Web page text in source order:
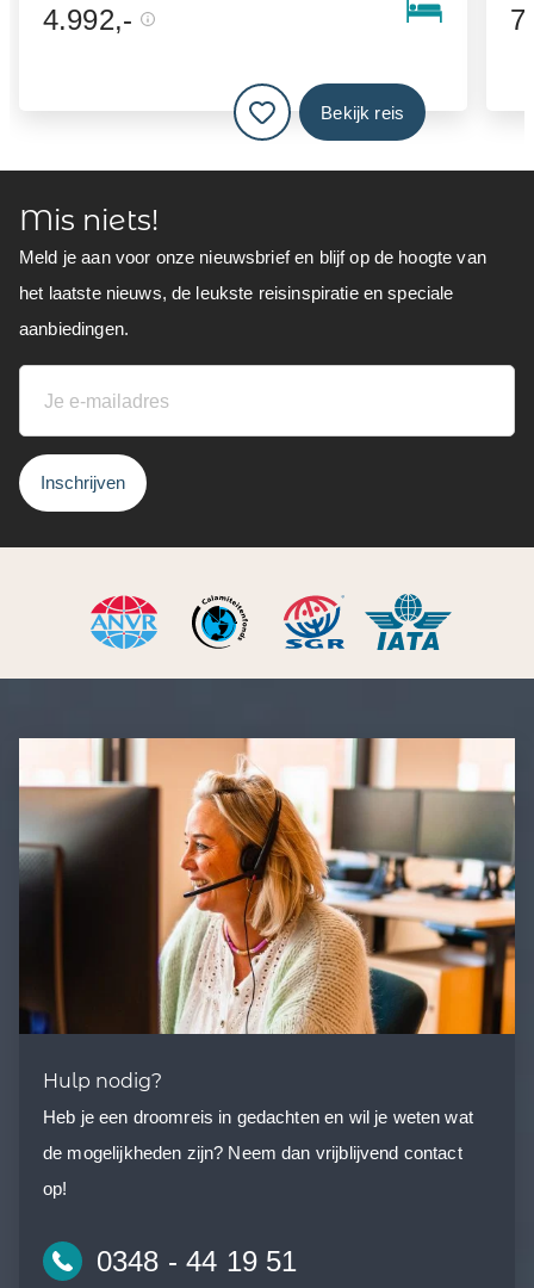
4.992,-
Bekijk reis
Mis niets!
Meld je aan voor onze nieuwsbrief en blijf op de hoogte van
het laatste nieuws, de leukste reisinspiratie en speciale
aanbiedingen.
Inschrijven
Hulp nodig?
Heb je een droomreis in gedachten en wil je weten wat
de mogelijkheden zijn? Neem dan vrijblijvend contact
op!
0348 - 44 19 51